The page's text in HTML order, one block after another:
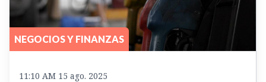
NEGOCIOS Y FINANZAS
11:10 AM 15 ago. 2025